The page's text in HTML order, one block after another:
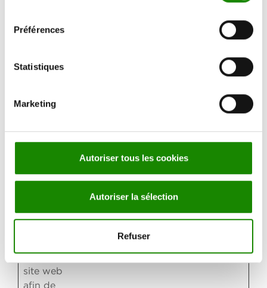
Préférences
Statistiques
Marketing
Autoriser tous les cookies
Autoriser la sélection
Refuser
PTCHA
om
Ce
pour
humains
robots.
e pour le
site web
afin de